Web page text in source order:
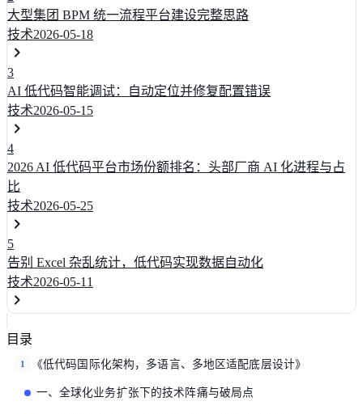
大型集团 BPM 统一流程平台建设完整思路
技术2026-05-18
3
AI 低代码智能调试：自动定位并修复配置错误
技术2026-05-15
4
2026 AI 低代码平台市场份额排名：头部厂商 AI 化进程与占
比
技术2026-05-25
5
告别 Excel 杂乱统计，低代码实现数据自动化
技术2026-05-11
目录
1 《低代码国际化架构，多语言、多地区适配底层设计》
一、全球化业务扩张下的技术阵痛与破局点